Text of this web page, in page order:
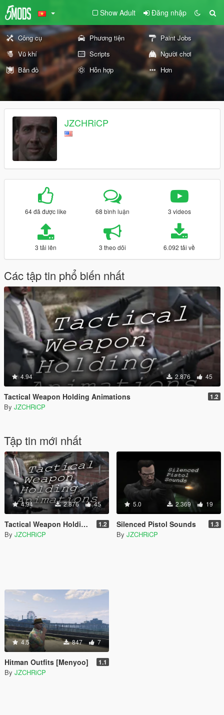
Show Adult Đăng nhập
Công cụ Phương tiện
Paint Jobs
Vũ khí
Scripts
Người chơi
Bản đồ
Hỗn hợp Hơn
JZCHRiCP
64 đã được like 68 bình luận 3 videos
3 tải lên 3 theo dõi 6.092 tải về
Các tập tin phổ biến nhất
4.94 2.876 45
Tactical Weapon Holding Animations 1.2
By JZCHRiCP
Tập tin mới nhất
4.94 2.876 45
Tactical Weapon Holding Animations 1.2
By JZCHRiCP
5.0 2.369 19
Silenced Pistol Sounds 1.3
By JZCHRiCP
4.5 847 7
Hitman Outfits [Menyoo] 1.1
By JZCHRiCP